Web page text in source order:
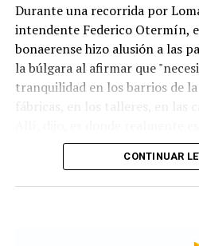
Durante una recorrida por
intendente Federico Otermín,
bonaerense hizo alusión a las
la búlgara al afirmar que
tranquilidad en los barrios de
fábricas, en los talleres, en las
tranquilidad". "El resto es
necesitamos", aclaró.Noticias
CONTINUAR